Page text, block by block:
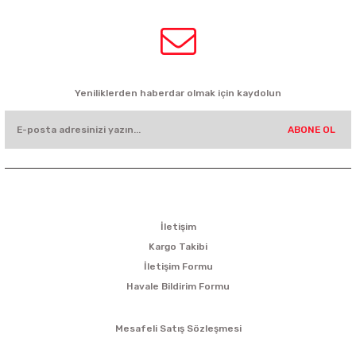
Yeniliklerden haberdar olmak için kaydolun
ABONE OL
İletişim
Kargo Takibi
İletişim Formu
Havale Bildirim Formu
Mesafeli Satış Sözleşmesi